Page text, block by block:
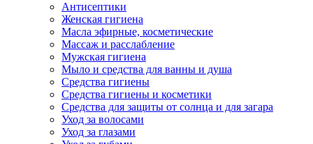
Антисептики
Женская гигиена
Масла эфирные, косметические
Массаж и расслабление
Мужская гигиена
Мыло и средства для ванны и душа
Средства гигиены
Средства гигиены и косметики
Средства для защиты от солнца и для загара
Уход за волосами
Уход за глазами